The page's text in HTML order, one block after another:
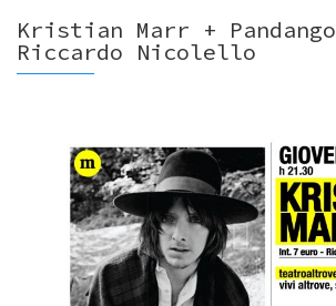
Kristian Marr +
Riccardo Nicolello